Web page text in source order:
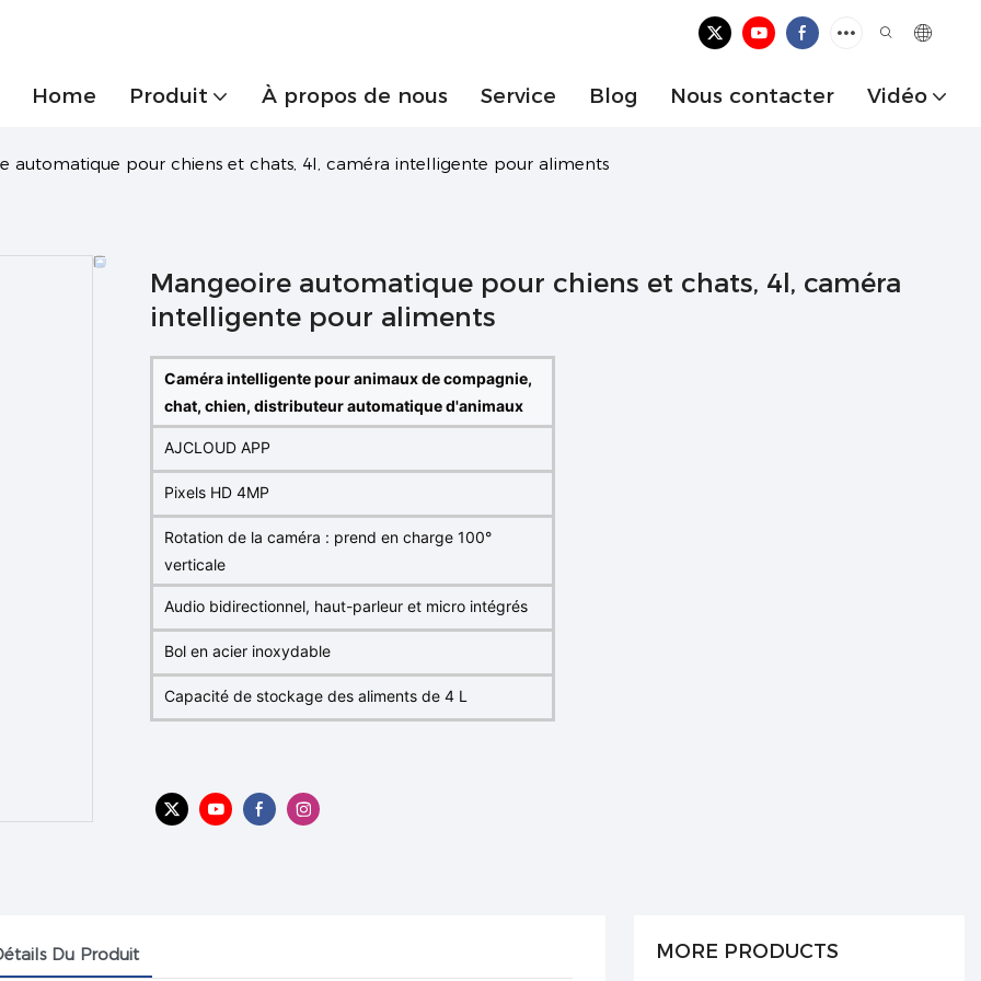
Home Produit À propos de nous Service Blog Nous contacter Vidéo
automatique pour chiens et chats, 4l, caméra intelligente pour aliments
Mangeoire automatique pour chiens et chats, 4l, caméra
intelligente pour aliments
Caméra intelligente pour animaux de compagnie,
chat, chien, distributeur automatique d'animaux
AJCLOUD APP
Pixels HD 4MP
Rotation de la caméra : prend en charge 100°
verticale
Audio bidirectionnel, haut-parleur et micro intégrés
Bol en acier inoxydable
Capacité de stockage des aliments de 4 L
Du Produit MORE PRODUCTS